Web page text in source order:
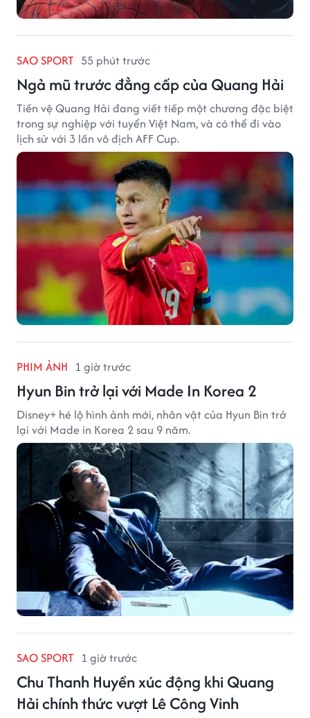
SAO SPORT 55 phút trước
Ngả mũ trước đẳng cấp của Quang Hải
Tiền vệ Quang Hải đang viết tiếp một chương đặc biệt
trong sự nghiệp với tuyển Việt Nam, và có thể đi vào
lịch sử với 3 lần vô địch AFF Cup.
PHIM ẢNH 1 giờ trước
Hyun Bin trở lại với Made In Korea 2
Disney+ hé lộ hình ảnh mới, nhân vật của Hyun Bin trở
lại với Made in Korea 2 sau 9 năm.
SAO SPORT 1 giờ trước
Chu Thanh Huyền xúc động khi Quang
Hải chính thức vượt Lê Công Vinh